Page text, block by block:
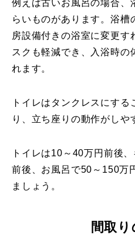
例えば古いお風呂の場合、
らいものがあります。浴槽
房設備付きの浴室に変更す
スクも軽減でき、入浴時
れます。
トイレはタンクレスにす
り、立ち座りの動作がしや
トイレは10～40万円前後
前後、お風呂で50～150万
ましょう。
間取